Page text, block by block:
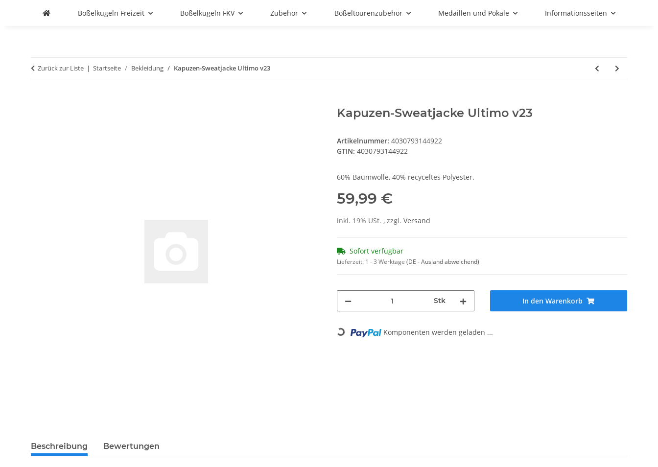
Boßelkugeln Freizeit Boßelkugeln FKV Zubehör Boßeltourenzubehör Medaillen und Pokale Informationsseiten
Zurück zur Liste Startseite Bekleidung Kapuzen-Sweatjacke Ultimo v23
Kapuzen-Sweatjacke Ultimo v23
Artikelnummer: 4030793144922
GTIN: 4030793144922
60% Baumwolle, 40% recyceltes Polyester.
59,99 €
inkl. 19% USt. , zzgl. Versand
Sofort verfügbar
Lieferzeit: 1 - 3 Werktage (DE - Ausland abweichend)
Stk In den Warenkorb
Loading... Komponenten werden geladen ...
Beschreibung Bewertungen